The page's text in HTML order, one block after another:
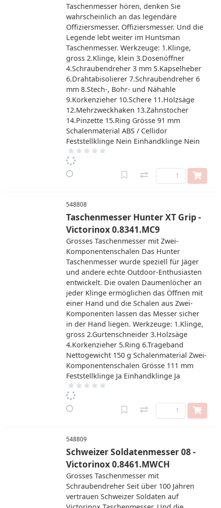
Taschenmesser hören, denken Sie
wahrscheinlich an das legendäre
Offiziersmesser. Offiziersmesser. Und die
Legende lebt weiter im Huntsman
Taschenmesser. Werkzeuge: 1.Klinge,
gross 2.Klinge, klein 3.Dosenöffner
4.Schraubendreher 3 mm 5.Kapselheber
6.Drahtabisolierer 7.Schraubendreher 6
mm 8.Stech-, Bohr- und Nähahle
9.Korkenzieher 10.Schere 11.Holzsäge
12.Mehrzweckhaken 13.Zahnstocher
14.Pinzette 15.Ring Grösse 91 mm
Schalenmaterial ABS / Cellidor
Feststellklinge Nein Einhandklinge Nein
548808
Taschenmesser Hunter XT Grip -
Victorinox 0.8341.MC9
Grosses Taschenmesser mit Zwei-
Komponentenschalen Das Hunter
Taschenmesser wurde speziell für Jäger
und andere echte Outdoor-Enthusiasten
entwickelt. Die ovalen Daumenlöcher an
jeder Klinge ermöglichen das Öffnen mit
einer Hand und die Schalen aus Zwei-
Komponenten lassen das Messer sicher
in der Hand liegen. Werkzeuge: 1.Klinge,
gross 2.Gurtenschneider 3.Holzsäge
4.Korkenzieher 5.Ring 6.Trageband
Nettogewicht 150 g Schalenmaterial Zwei-
Komponentenschalen Grösse 111 mm
Feststellklinge Ja Einhandklinge Ja
548809
Schweizer Soldatenmesser 08 -
Victorinox 0.8461.MWCH
Grosses Taschenmesser mit
Schraubendreher Seit über 100 Jahren
vertrauen Schweizer Soldaten auf